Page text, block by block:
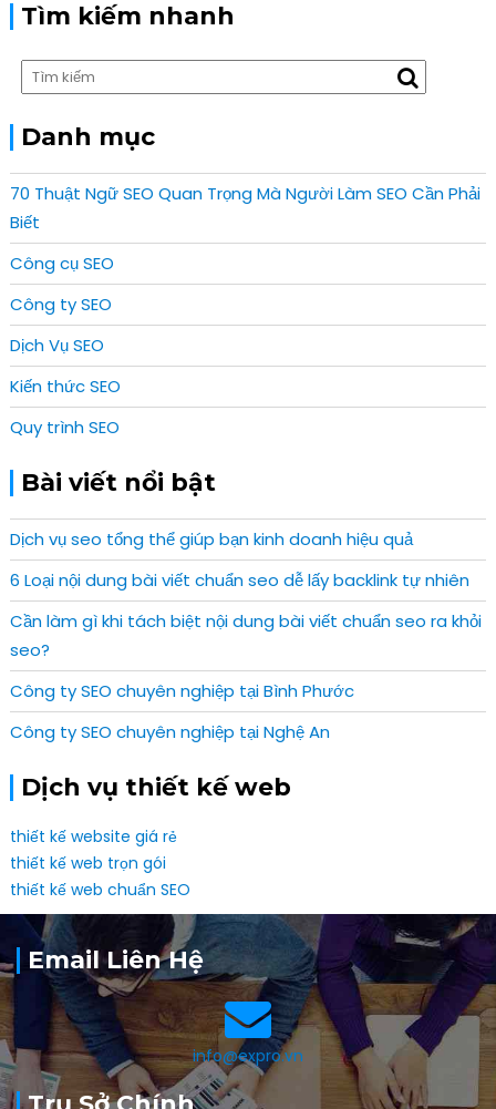
Tìm kiếm nhanh
Danh mục
70 Thuật Ngữ SEO Quan Trọng Mà Người Làm SEO Cần Phải
Biết
Công cụ SEO
Công ty SEO
Dịch Vụ SEO
Kiến thức SEO
Quy trình SEO
Bài viết nổi bật
Dịch vụ seo tổng thể giúp bạn kinh doanh hiệu quả
6 Loại nội dung bài viết chuẩn seo dễ lấy backlink tự nhiên
Cần làm gì khi tách biệt nội dung bài viết chuẩn seo ra khỏi
seo?
Công ty SEO chuyên nghiệp tại Bình Phước
Công ty SEO chuyên nghiệp tại Nghệ An
Dịch vụ thiết kế web
thiết kế website giá rẻ
thiết kế web trọn gói
thiết kế web chuẩn SEO
Email Liên Hệ
info@expro.vn